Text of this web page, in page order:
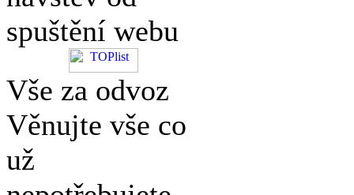
spuštění webu
Vše za odvoz
Věnujte vše co
už